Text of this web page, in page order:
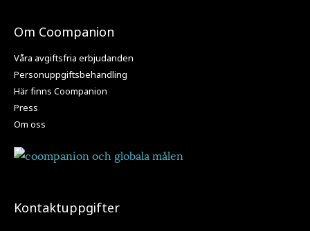
Om Coompanion
Våra avgiftsfria erbjudanden
Personuppgiftsbehandling
Här finns Coompanion
Press
Om oss
Kontaktuppgifter